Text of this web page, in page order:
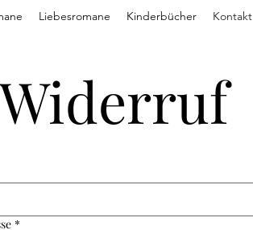
Liebesromane Kinderbücher Kontakt
Widerruf
*